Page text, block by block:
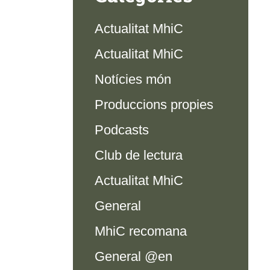
Actualitat MhiC
Actualitat MhiC
Notícies món
Produccions propies
Podcasts
Club de lectura
Actualitat MhiC
General
MhiC recomana
General @en